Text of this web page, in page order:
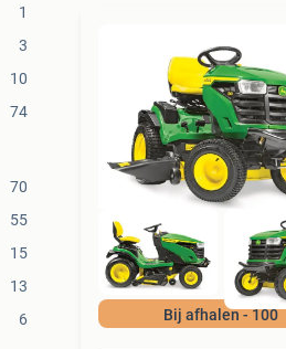
1
3
10
74
70
55
15
13
6 Bij afhalen - 100